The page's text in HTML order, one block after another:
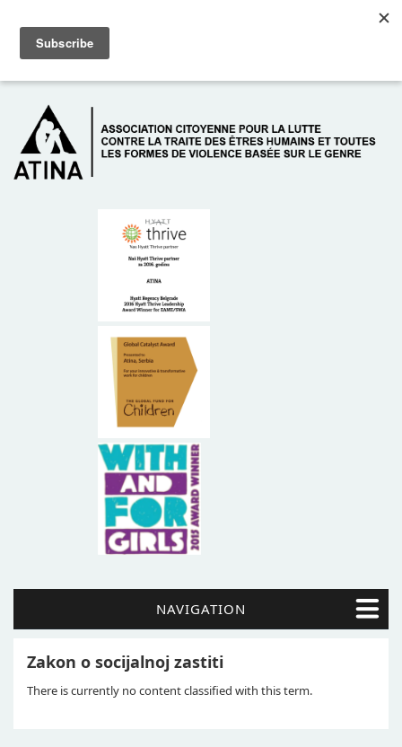
À PROPOS DE NOUS
NAVIGATION
Zakon o socijalnoj zastiti
There is currently no content classified with this term.